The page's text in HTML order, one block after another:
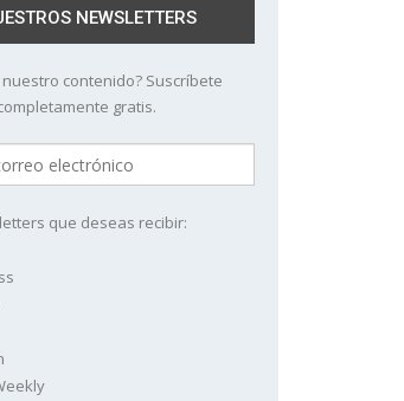
NEWSLETTERS
nuestro contenido? Suscríbete
gratis.
que deseas recibir: